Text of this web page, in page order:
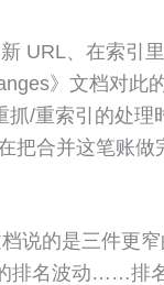
URL、在索引
》文档对此
/重索引的处理
把合并这笔账做
说的是三件更
排名波动……排